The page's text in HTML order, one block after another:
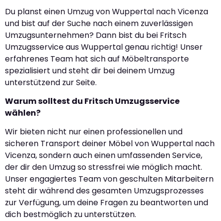
Du planst einen Umzug von Wuppertal nach Vicenza
und bist auf der Suche nach einem zuverlässigen
Umzugsunternehmen? Dann bist du bei Fritsch
Umzugsservice aus Wuppertal genau richtig! Unser
erfahrenes Team hat sich auf Möbeltransporte
spezialisiert und steht dir bei deinem Umzug
unterstützend zur Seite.
Warum solltest du Fritsch Umzugsservice
wählen?
Wir bieten nicht nur einen professionellen und
sicheren Transport deiner Möbel von Wuppertal nach
Vicenza, sondern auch einen umfassenden Service,
der dir den Umzug so stressfrei wie möglich macht.
Unser engagiertes Team von geschulten Mitarbeitern
steht dir während des gesamten Umzugsprozesses
zur Verfügung, um deine Fragen zu beantworten und
dich bestmöglich zu unterstützen.